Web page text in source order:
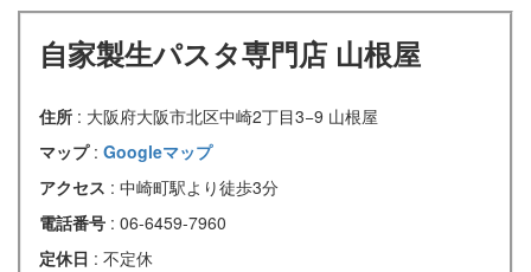
自家製生パスタ専門店 山根屋
住所 : 大阪府大阪市北区中崎2丁目3−9 山根屋
マップ : Googleマップ
アクセス : 中崎町駅より徒歩3分
電話番号 : 06-6459-7960
定休日 : 不定休